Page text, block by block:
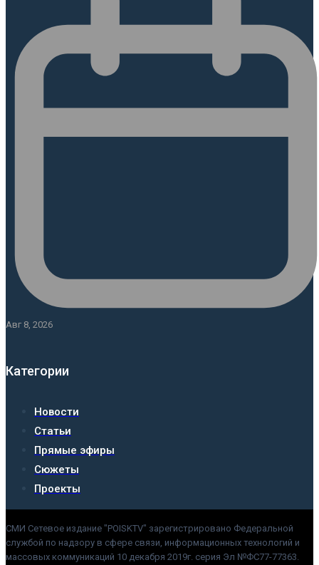
Авг 8, 2026
Категории
Новости
Статьи
Прямые эфиры
Сюжеты
Проекты
СМИ Сетевое издание "POISKTV" зарегистрировано Федеральной
службой по надзору в сфере связи, информационных технологий и
массовых коммуникаций 10 декабря 2019г. серия Эл №ФС77-77363.